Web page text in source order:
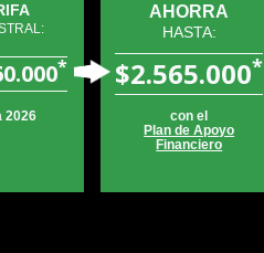
*
2026
AHORRA
HASTA:
$2.565.000*
con el
Plan de Apoyo
Financiero